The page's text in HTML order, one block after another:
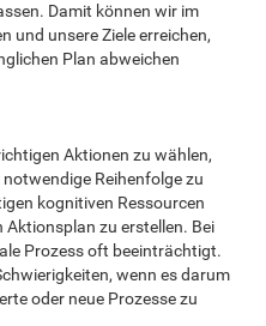
Damit können wir im
und unsere Ziele erreichen,
Plan abweichen
Aktionen zu wählen,
Reihenfolge zu
kognitiven Ressourcen
zu erstellen. Bei
Prozess oft beeinträchtigt.
wenn es darum
oder neue Prozesse zu